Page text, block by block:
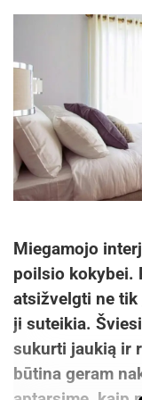
Miegamojo
poilsio kokybei.
atsižvelgti ne
ji suteikia.
sukurti jaukią ir
būtina geram